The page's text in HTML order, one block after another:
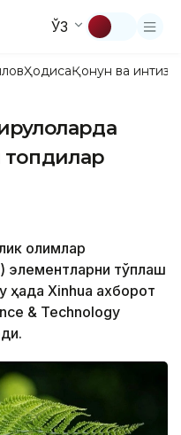
ЎЗ
ҲодисаҚонун ва
топдилар
олимлар
элементларни тўплаш
ҳақда Xinhuа ахборот
& Technology